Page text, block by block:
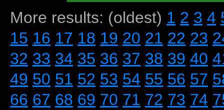
More results: (oldest) 1 2 3 4
15 16 17 18 19 20 21 22 23
32 33 34 35 36 37 38 39 40
49 50 51 52 53 54 55 56 57
66 67 68 69 70 71 72 73 74